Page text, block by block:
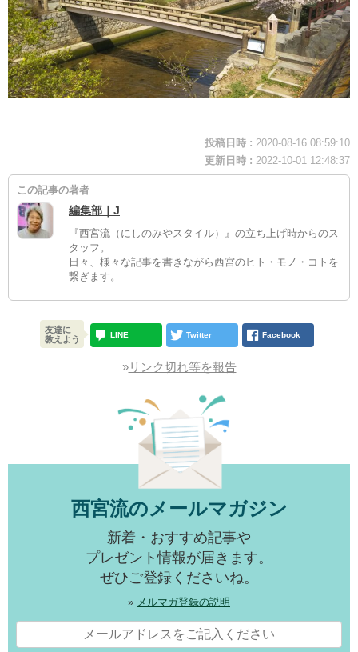
投稿日時 : 2020-08-16 08:59:10
更新日時 : 2022-10-01 12:48:37
この記事の著者
編集部｜J
『西宮流（にしのみやスタイル）』の立ち上げ時からのス
タッフ。
日々、様々な記事を書きながら西宮のヒト・モノ・コトを
繋ぎます。
友達に
教えよう
LINE Twitter Facebook
»リンク切れ等を報告
西宮流のメールマガジン
新着・おすすめ記事や
プレゼント情報が届きます。
ぜひご登録くださいね。
» メルマガ登録の説明